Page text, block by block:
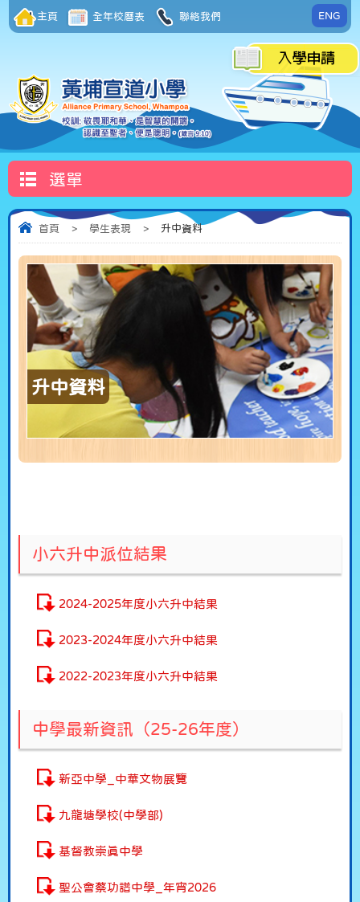
主頁 全年校曆表 聯絡我們 ENG
選單
首頁 > 學生表現 > 升中資料
升中資料
小六升中派位結果
2024-2025年度小六升中結果
2023-2024年度小六升中結果
2022-2023年度小六升中結果
中學最新資訊（25-26年度）
新亞中學_中華文物展覽
九龍塘學校(中學部)
基督教崇真中學
聖公會蔡功譜中學_年宵2026